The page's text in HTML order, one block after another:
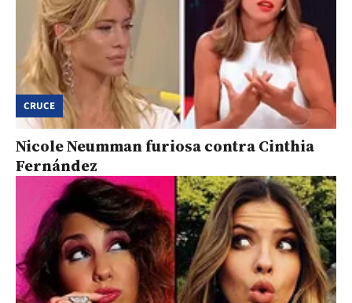
CRUCE
Nicole Neumman furiosa contra Cinthia
Fernández